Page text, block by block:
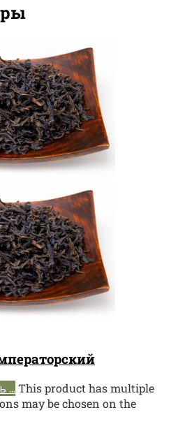
... This product has multiple
may be chosen on the